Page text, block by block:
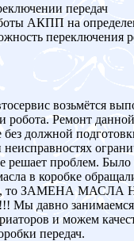
передач
АКПП на
переключения
возьмётся
робота. Ремонт
без должной
решает проблем. Было
в коробке
то ЗАМЕНА
давно занимаемся
и можем
передач.